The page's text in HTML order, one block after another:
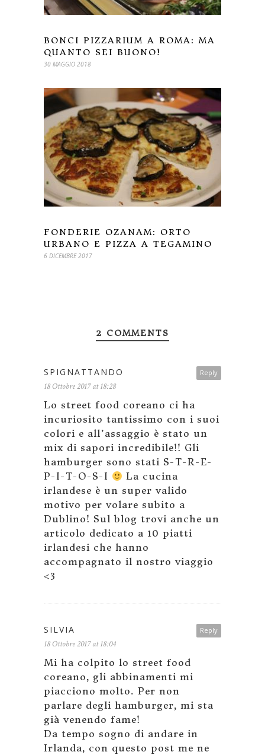
BONCI PIZZARIUM A ROMA: MA
QUANTO SEI BUONO!
30 MAGGIO 2018
FONDERIE OZANAM: ORTO
URBANO E PIZZA A TEGAMINO
6 DICEMBRE 2017
2 COMMENTS
Reply
SPIGNATTANDO
18 Ottobre 2017 at 18:28
Lo street food coreano ci ha
incuriosito tantissimo con i suoi
colori e all’assaggio è stato un
mix di sapori incredibile!! Gli
hamburger sono stati S-T-R-E-
P-I-T-O-S-I
La cucina
irlandese è un super valido
motivo per volare subito a
Dublino! Sul blog trovi anche un
articolo dedicato a 10 piatti
irlandesi che hanno
accompagnato il nostro viaggio
<3
Reply
SILVIA
18 Ottobre 2017 at 18:04
Mi ha colpito lo street food
coreano, gli abbinamenti mi
piacciono molto. Per non
parlare degli hamburger, mi sta
già venendo fame!
Da tempo sogno di andare in
Irlanda, con questo post me ne